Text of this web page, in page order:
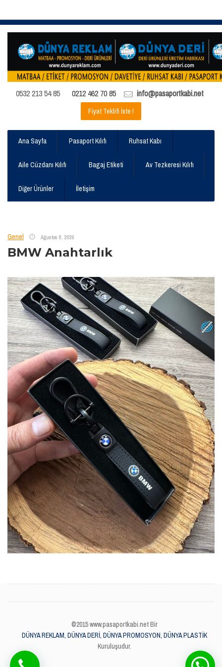
0532 213 54 85 0212 462 70 85 info@pasaportkabi.net
Fiyat Teklifi İste !
Ana Sayfa Pasaport Kılıfı Ruhsat Kabı
Aile Cüzdanı Kılıfı Bagaj Etiketi Av Tezkeresi Kılıfı
Diğer Ürünler İletişim
Genel Ağustos 8, 2026
BMW Anahtarlık
©2015 www.pasaportkabi.net Bir
DÜNYA REKLAM, DÜNYA DERİ, DÜNYA PROMOSYON, DÜNYA PLASTİK
Kuruluşudur.